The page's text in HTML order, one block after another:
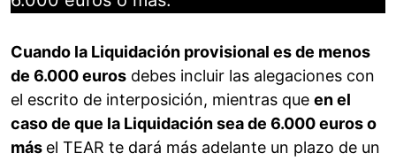
Cuando la Liquidación provisional es de menos
de 6.000 euros debes incluir las alegaciones con
el escrito de interposición, mientras que en el
caso de que la Liquidación sea de 6.000 euros o
más el TEAR te dará más adelante un plazo de un